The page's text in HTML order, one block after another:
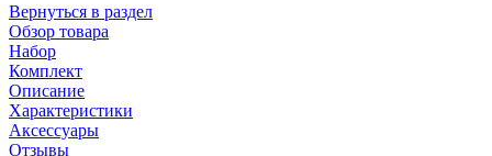
Вернуться в раздел
Обзор товара
Набор
Комплект
Описание
Характеристики
Аксессуары
Отзывы